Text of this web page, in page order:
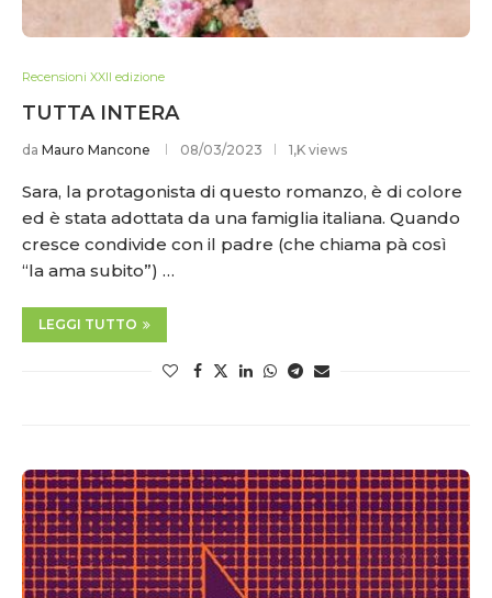
Recensioni XXII edizione
TUTTA INTERA
da Mauro Mancone 08/03/2023 1,K views
Sara, la protagonista di questo romanzo, è di colore
ed è stata adottata da una famiglia italiana. Quando
cresce condivide con il padre (che chiama pà così
“la ama subito”) …
LEGGI TUTTO